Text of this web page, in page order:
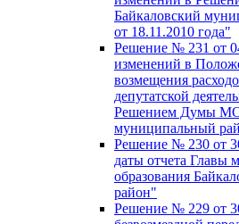
Байкаловский
от 18.11.2010 года"
Решение № 231 от
изменений в
возмещения
депутатской
Решением Думы МО
муниципальный
Решение № 230 от
даты отчета Главы
образования
район"
Решение № 229 от